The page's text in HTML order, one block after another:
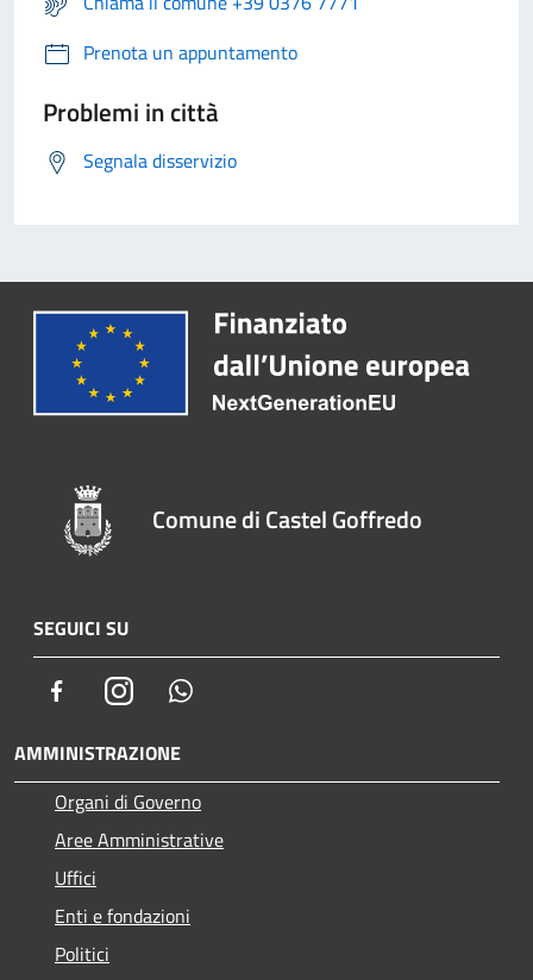
Prenota un appuntamento
Problemi in città
Segnala disservizio
Comune di Castel Goffredo
SEGUICI SU
FacebookInstagram
AMMINISTRAZIONE
Organi di Governo
Aree Amministrative
Uffici
Enti e fondazioni
Politici